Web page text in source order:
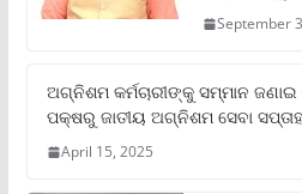
September
ଅଗ୍ନିଶମ କର୍ମଚାରୀଙ୍କୁ ସମ୍ମାନ
ପକ୍ଷରୁ ଜାତୀୟ ଅଗ୍ନିଶମ ସେବା
April 15, 2025